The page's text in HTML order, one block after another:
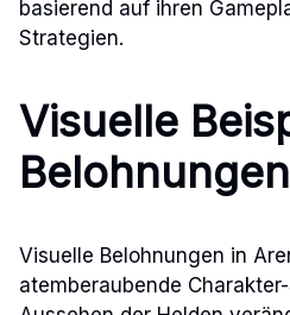
basierend auf ihren
Strategien.
Visuelle
Belohnungen
Visuelle Belohnungen in
atemberaubende